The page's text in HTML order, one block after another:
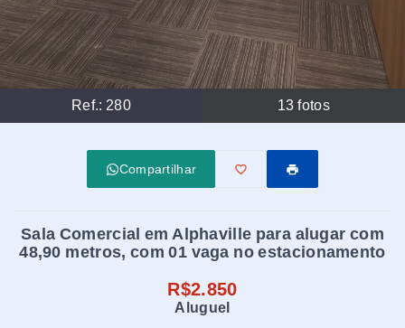
Ref.: 280 13 fotos
Compartilhar
Sala Comercial em Alphaville para alugar com
48,90 metros, com 01 vaga no estacionamento
R$2.850
Aluguel